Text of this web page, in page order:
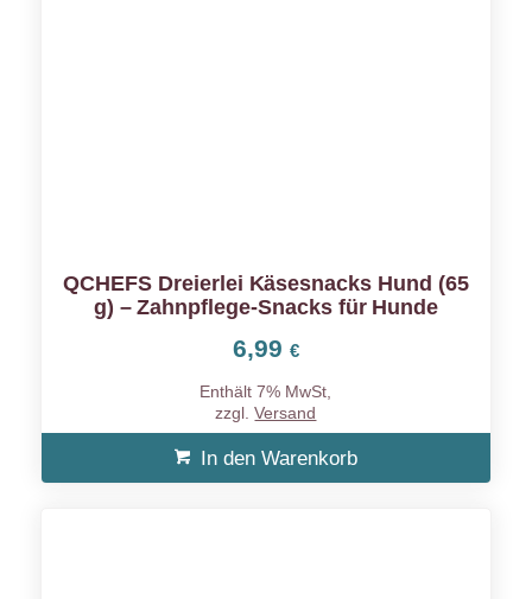
QCHEFS Dreierlei Käsesnacks Hund (65
g) – Zahnpflege-Snacks für Hunde
6,99 €
Enthält 7% MwSt,
zzgl.Versand
In den Warenkorb